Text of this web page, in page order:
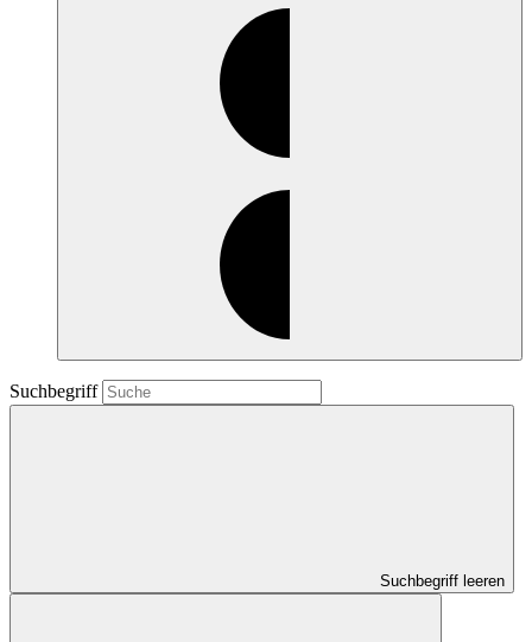
Suchbegriff
Suchbegriff leeren